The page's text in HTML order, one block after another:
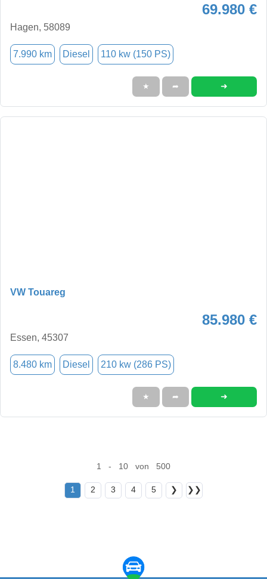
69.980 €
Hagen, 58089
7.990 km Diesel 110 kw (150 PS)
★ ➦ ➜
VW Touareg
85.980 €
Essen, 45307
8.480 km Diesel 210 kw (286 PS)
★ ➦ ➜
1 - 10 von 500
1 2 3 4 5 ❯ ❯❯